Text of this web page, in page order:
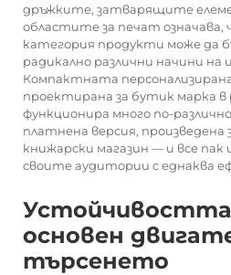
дръжките, затварящите
областите за печат означава,
категория продукти може да
радикално различни начини на
Компактната
проектирана за бутик марка в
функционира много по-
платнена версия,
книжарски магазин — и все
своите аудитории с еднаква
основен
търсенето